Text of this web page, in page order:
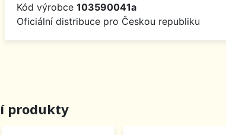
Kód výrobce 103590041a
Oficiální distribuce pro Českou republiku
produkty